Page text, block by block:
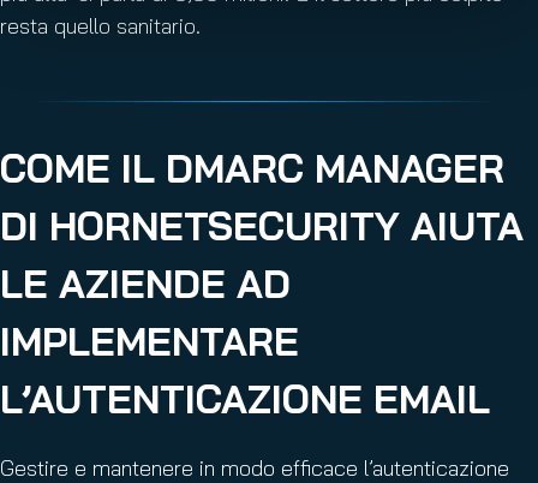
resta quello sanitario.
COME IL DMARC MANAGER
DI HORNETSECURITY AIUTA
LE AZIENDE AD
IMPLEMENTARE
L’AUTENTICAZIONE EMAIL
Gestire e mantenere in modo efficace l’autenticazione